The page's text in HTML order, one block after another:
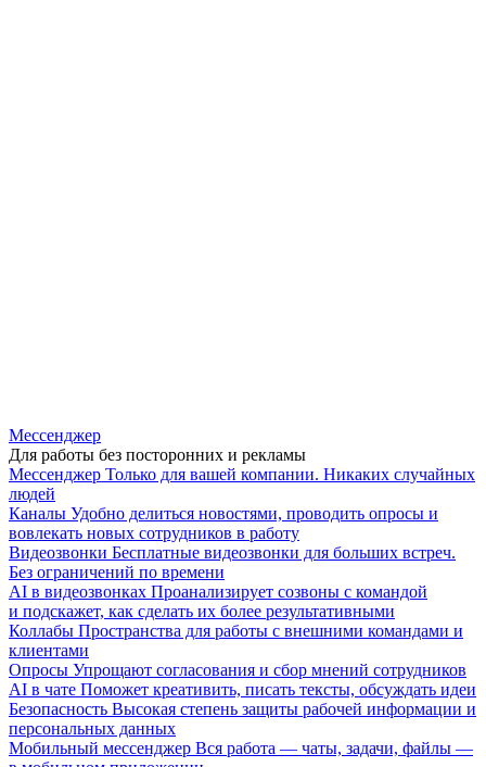
Мессенджер
Для работы без посторонних и рекламы
Мессенджер Только для вашей компании. Никаких случайных
людей
Каналы Удобно делиться новостями, проводить опросы и
вовлекать новых сотрудников в работу
Видеозвонки Бесплатные видеозвонки для больших встреч.
Без ограничений по времени
AI в видеозвонках Проанализирует созвоны с командой
и подскажет, как сделать их более результативными
Коллабы Пространства для работы с внешними командами и
клиентами
Опросы Упрощают согласования и сбор мнений сотрудников
AI в чате Поможет креативить, писать тексты, обсуждать идеи
Безопасность Высокая степень защиты рабочей информации и
персональных данных
Мобильный мессенджер Вся работа — чаты, задачи, файлы —